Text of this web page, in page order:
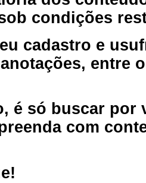
condições
cadastro e
entre
é só buscar por
com